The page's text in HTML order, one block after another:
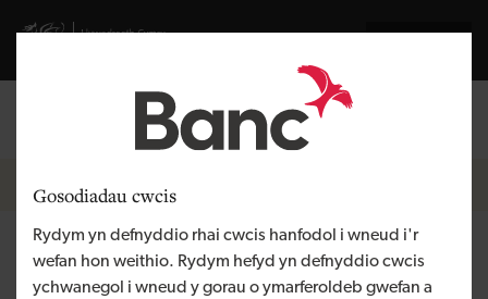
Gosodiadau cwcis
Rydym yn defnyddio rhai cwcis hanfodol i wneud i'r
wefan hon weithio. Rydym hefyd yn defnyddio cwcis
ychwanegol i wneud y gorau o ymarferoldeb gwefan a
Visit gov.wales website
Mewngofnodi
Breadcrumb
Cysylltu â ni
Caerdydd